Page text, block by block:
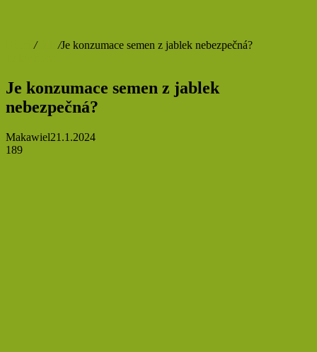
/Jídlo /Je konzumace semen z jablek nebezpečná?
Je konzumace semen z jablek
nebezpečná?
Makawiel21.1.2024
189